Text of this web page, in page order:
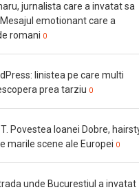
jurnalista care a invatat sa
emotionant care a
romani 0
linistea pe care multi
prea tarziu 0
Povestea Ioanei Dobre,
marile scene ale Europei 0
unde Bucurestiul a invatat